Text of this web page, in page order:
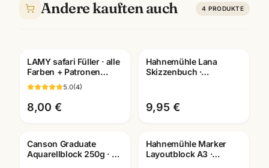
Andere kauften auch 4 PRODUKTE
Gravur
LAMY safari Füller · alle
Farben + Patronen
wählbar · Schulfüller
Mannheim
5.0(4)
8,00 €
Hahnemühle Lana
Skizzenbuch ·
Künstler
9,95 €
Canson Graduate
Aquarellblock 250g · 20
Hahnemühle Marker
Layoutblock A3 ·